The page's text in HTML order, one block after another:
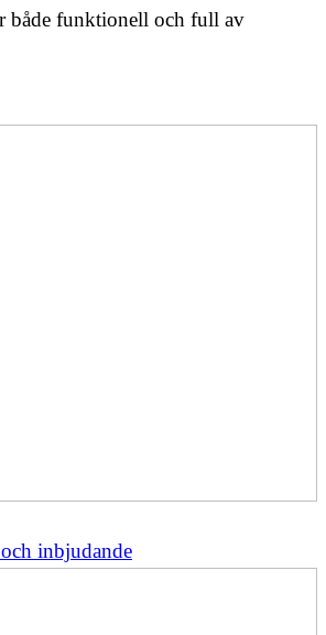
både funktionell och full av
inbjudande